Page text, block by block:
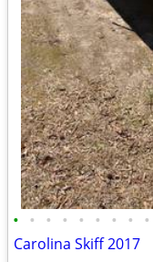
• • • • • • • • •
Carolina Skiff 2017